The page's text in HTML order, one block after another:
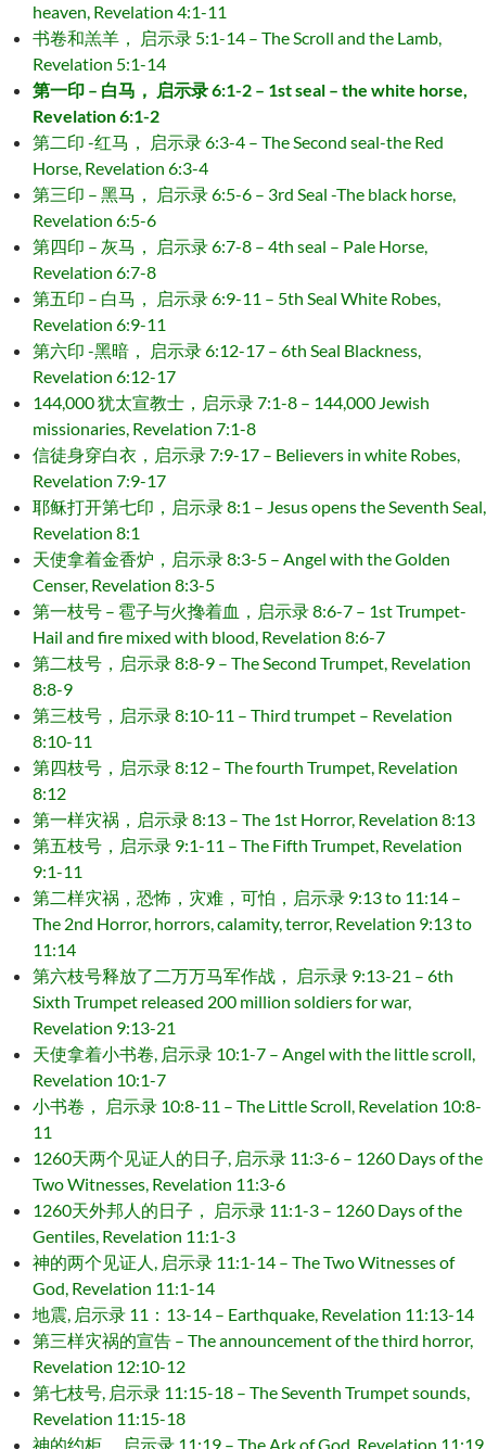
heaven, Revelation 4:1-11
书卷和羔羊， 启示录 5:1-14 – The Scroll and the Lamb,
Revelation 5:1-14
第一印 – 白马， 启示录 6:1-2 – 1st seal – the white horse,
Revelation 6:1-2
第二印 -红马， 启示录 6:3-4 – The Second seal-the Red
Horse, Revelation 6:3-4
第三印 – 黑马， 启示录 6:5-6 – 3rd Seal -The black horse,
Revelation 6:5-6
第四印 – 灰马， 启示录 6:7-8 – 4th seal – Pale Horse,
Revelation 6:7-8
第五印 – 白马， 启示录 6:9-11 – 5th Seal White Robes,
Revelation 6:9-11
第六印 -黑暗， 启示录 6:12-17 – 6th Seal Blackness,
Revelation 6:12-17
144,000 犹太宣教士，启示录 7:1-8 – 144,000 Jewish
missionaries, Revelation 7:1-8
信徒身穿白衣，启示录 7:9-17 – Believers in white Robes,
Revelation 7:9-17
耶稣打开第七印，启示录 8:1 – Jesus opens the Seventh Seal,
Revelation 8:1
天使拿着金香炉，启示录 8:3-5 – Angel with the Golden
Censer, Revelation 8:3-5
第一枝号 – 雹子与火搀着血，启示录 8:6-7 – 1st Trumpet-
Hail and fire mixed with blood, Revelation 8:6-7
第二枝号，启示录 8:8-9 – The Second Trumpet, Revelation
8:8-9
第三枝号，启示录 8:10-11 – Third trumpet – Revelation
8:10-11
第四枝号，启示录 8:12 – The fourth Trumpet, Revelation
8:12
第一样灾祸，启示录 8:13 – The 1st Horror, Revelation 8:13
第五枝号，启示录 9:1-11 – The Fifth Trumpet, Revelation
9:1-11
第二样灾祸，恐怖，灾难，可怕，启示录 9:13 to 11:14 –
The 2nd Horror, horrors, calamity, terror, Revelation 9:13 to
11:14
第六枝号释放了二万万马军作战， 启示录 9:13-21 – 6th
Sixth Trumpet released 200 million soldiers for war,
Revelation 9:13-21
天使拿着小书卷, 启示录 10:1-7 – Angel with the little scroll,
Revelation 10:1-7
小书卷， 启示录 10:8-11 – The Little Scroll, Revelation 10:8-
11
1260天两个见证人的日子, 启示录 11:3-6 – 1260 Days of the
Two Witnesses, Revelation 11:3-6
1260天外邦人的日子， 启示录 11:1-3 – 1260 Days of the
Gentiles, Revelation 11:1-3
神的两个见证人, 启示录 11:1-14 – The Two Witnesses of
God, Revelation 11:1-14
地震, 启示录 11：13-14 – Earthquake, Revelation 11:13-14
第三样灾祸的宣告 – The announcement of the third horror,
Revelation 12:10-12
第七枝号, 启示录 11:15-18 – The Seventh Trumpet sounds,
Revelation 11:15-18
神的约柜， 启示录 11:19 – The Ark of God, Revelation 11:19